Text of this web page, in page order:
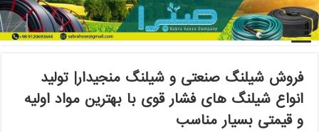
خانه / شیلنگ فشار قوی / فروش شیلنگ صنعتی و شیلنگ منجیدار| تولید
انواع شیلنگ های فشار قوی با بهترین مواد اولیه و قیمتی بسیار مناسب
فروش شیلنگ صنعتی و شیلنگ منجیدار| تولید
انواع شیلنگ های فشار قوی با بهترین مواد اولیه
و قیمتی بسیار مناسب